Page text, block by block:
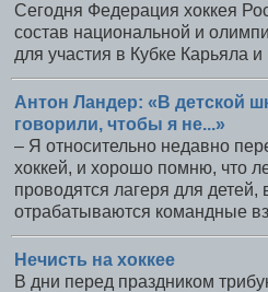
Сегодня Федерация хоккея
состав национальной и
для участия в Кубке Карьяла
Антон Ландер: «В детской
говорили, чтобы я не...»
– Я относительно недавно
хоккей, и хорошо помню, что
проводятся лагеря для детей,
отрабатываются командные
Нечисть на хоккее
В дни перед праздником